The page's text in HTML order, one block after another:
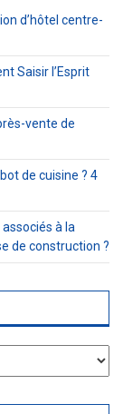
d’hôtel centre-
Saisir l’Esprit
vente de
de cuisine ? 4
à la
de construction ?